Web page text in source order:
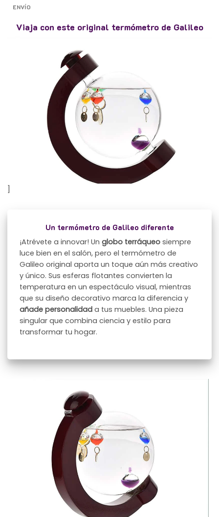
ENVÍO
Viaja con este original termómetro de Galileo
Un termómetro de Galileo diferente
¡Atrévete a innovar! Un globo terráqueo siempre
luce bien en el salón, pero el termómetro de
Galileo original aporta un toque aún más creativo
y único. Sus esferas flotantes convierten la
temperatura en un espectáculo visual, mientras
que su diseño decorativo marca la diferencia y
añade personalidad a tus muebles. Una pieza
singular que combina ciencia y estilo para
transformar tu hogar.